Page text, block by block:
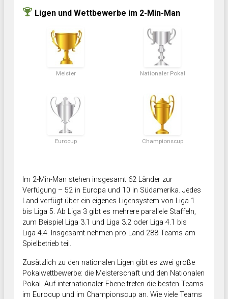
Ligen und Wettbewerbe im 2-Min-Man
Meister Nationaler Pokal
Eurocup Championscup
Im 2-Min-Man stehen insgesamt 62 Länder zur
Verfügung – 52 in Europa und 10 in Südamerika. Jedes
Land verfügt über ein eigenes Ligensystem von Liga 1
bis Liga 5. Ab Liga 3 gibt es mehrere parallele Staffeln,
zum Beispiel Liga 3.1 und Liga 3.2 oder Liga 4.1 bis
Liga 4.4. Insgesamt nehmen pro Land 288 Teams am
Spielbetrieb teil.
Zusätzlich zu den nationalen Ligen gibt es zwei große
Pokalwettbewerbe: die Meisterschaft und den Nationalen
Pokal. Auf internationaler Ebene treten die besten Teams
im Eurocup und im Championscup an. Wie viele Teams